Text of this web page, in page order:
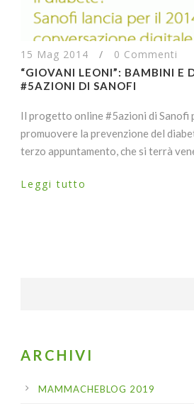
15 Mag 2014 / 0 Commenti
“GIOVANI LEONI”: BAMBINI E
#5AZIONI DI SANOFI
Il progetto online #5azioni di Sanofi
promuovere la prevenzione del
terzo appuntamento, che si terrà
Leggi tutto
ARCHIVI
MAMMACHEBLOG 2019